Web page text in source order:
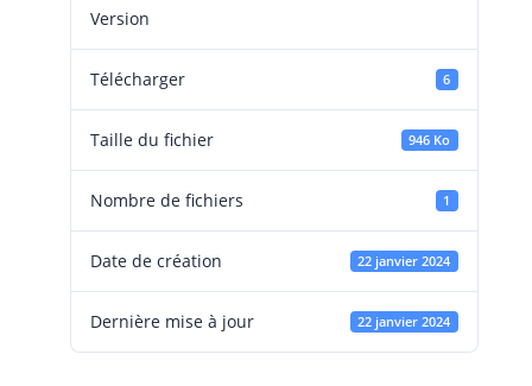
Version
Télécharger 6
Taille du fichier 946 Ko
Nombre de fichiers 1
Date de création 22 janvier 2024
Dernière mise à jour 22 janvier 2024